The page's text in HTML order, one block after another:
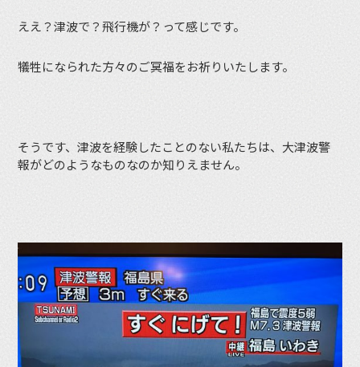
ええ？津波で？飛行機が？って感じです。
犠牲になられた方々のご冥福をお祈りいたします。
そうです、津波を経験したことのない私たちは、大津波警
報がどのようなものなのか知りえません。